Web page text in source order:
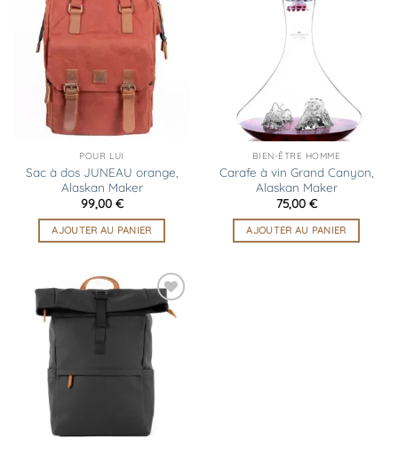
Ajouter
à la
liste
d’envies
POUR LUI
Sac à dos JUNEAU orange,
Alaskan Maker
99,00 €
AJOUTER AU PANIER
BIEN-ÊTRE HOMME
Carafe à vin Grand Canyon,
Alaskan Maker
75,00 €
AJOUTER AU PANIER
Ajouter